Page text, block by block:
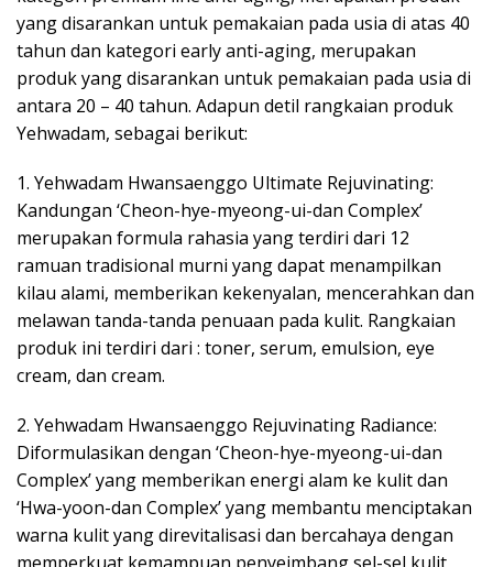
yang disarankan untuk pemakaian pada usia di atas 40
tahun dan kategori early anti-aging, merupakan
produk yang disarankan untuk pemakaian pada usia di
antara 20 – 40 tahun. Adapun detil rangkaian produk
Yehwadam, sebagai berikut:
1. Yehwadam Hwansaenggo Ultimate Rejuvinating:
Kandungan ‘Cheon-hye-myeong-ui-dan Complex’
merupakan formula rahasia yang terdiri dari 12
ramuan tradisional murni yang dapat menampilkan
kilau alami, memberikan kekenyalan, mencerahkan dan
melawan tanda-tanda penuaan pada kulit. Rangkaian
produk ini terdiri dari : toner, serum, emulsion, eye
cream, dan cream.
2. Yehwadam Hwansaenggo Rejuvinating Radiance:
Diformulasikan dengan ‘Cheon-hye-myeong-ui-dan
Complex’ yang memberikan energi alam ke kulit dan
‘Hwa-yoon-dan Complex’ yang membantu menciptakan
warna kulit yang direvitalisasi dan bercahaya dengan